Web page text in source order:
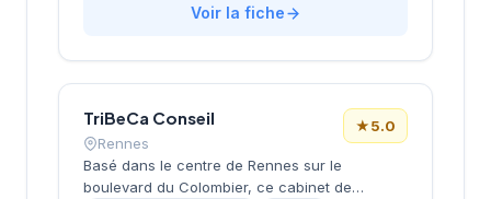
bretonnes dans leurs recherches de talents à
Voir la fiche
TriBeCa Conseil
Rennes
★5.0
Basé dans le centre de Rennes sur le
boulevard du Colombier, ce cabinet de